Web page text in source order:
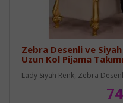
Zebra Desenli ve
Uzun Kol Pijama Takımı
Lady Siyah Renk, Zebra